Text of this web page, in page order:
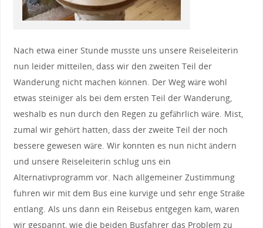
Nach etwa einer Stunde musste uns unsere Reiseleiterin
nun leider mitteilen, dass wir den zweiten Teil der
Wanderung nicht machen können. Der Weg wäre wohl
etwas steiniger als bei dem ersten Teil der Wanderung,
weshalb es nun durch den Regen zu gefährlich wäre. Mist,
zumal wir gehört hatten, dass der zweite Teil der noch
bessere gewesen wäre. Wir konnten es nun nicht ändern
und unsere Reiseleiterin schlug uns ein
Alternativprogramm vor. Nach allgemeiner Zustimmung
fuhren wir mit dem Bus eine kurvige und sehr enge Straße
entlang. Als uns dann ein Reisebus entgegen kam, waren
wir gespannt, wie die beiden Busfahrer das Problem zu